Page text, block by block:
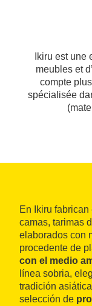
Ikiru est
meubles et
compte
spécialisée
En Ikiru
camas, tarimas
elaborados con
procedente de
con el medio
línea sobria,
tradición
selección de